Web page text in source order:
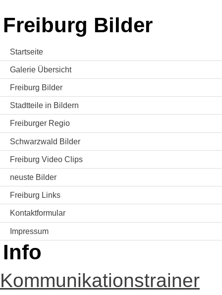
Freiburg Bilder
Startseite
Galerie Übersicht
Freiburg Bilder
Stadtteile in Bildern
Freiburger Regio
Schwarzwald Bilder
Freiburg Video Clips
neuste Bilder
Freiburg Links
Kontaktformular
Impressum
Info
Kommunikationstrainer